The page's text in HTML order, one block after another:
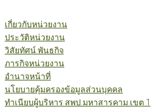
เกี่ยวกับหน่วยงาน
ประวัติหน่วยงาน
วิสัยทัศน์ พันธกิจ
ภารกิจหน่วยงาน
อำนาจหน้าที่
นโยบายคุ้มครองข้อมูลส่วนบุคคล
ทำเนียบผู้บริหาร สพป.มหาสารคาม เขต 1